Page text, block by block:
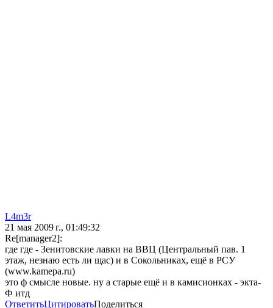
L4m3r
21 мая 2009 г., 01:49:32
Re[manager2]:
где где - Зенитовские лавки на ВВЦ (Центральный пав. 1
этаж, незнаю есть ли щас) и в Сокольниках, ещё в РСУ
(www.kamepa.ru)
это ф смысле новые. ну а старые ещё и в камисионках - экта-
Ф итд
ОтветитьЦитироватьПоделиться